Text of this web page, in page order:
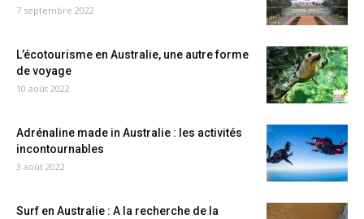
7 septembre 2022
L’écotourisme en Australie, une autre forme
de voyage
10 août 2022
Adrénaline made in Australie : les activités
incontournables
3 août 2022
Surf en Australie : A la recherche de la